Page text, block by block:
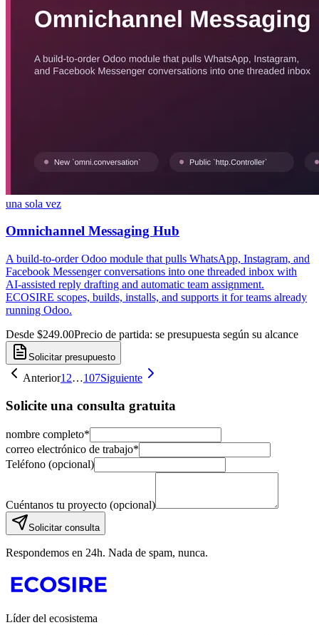
una sola vez
Omnichannel Messaging Hub
A build-to-order Odoo module that pulls WhatsApp, Instagram, and
Facebook Messenger conversations into one threaded inbox with
AI-assisted reply drafting and automatic team assignment.
ECOSIRE scopes, builds, installs, and supports it for teams already
running Odoo.
Desde $249.00Precio de partida: se presupuesta según su alcance
Solicitar presupuesto
Anterior1 2…107Siguiente
Solicite una consulta gratuita
nombre completo*
correo electrónico de trabajo*
Teléfono (opcional)
Cuéntanos tu proyecto (opcional)
Solicitar consulta
Respondemos en 24h. Nada de spam, nunca.
Líder del ecosistema